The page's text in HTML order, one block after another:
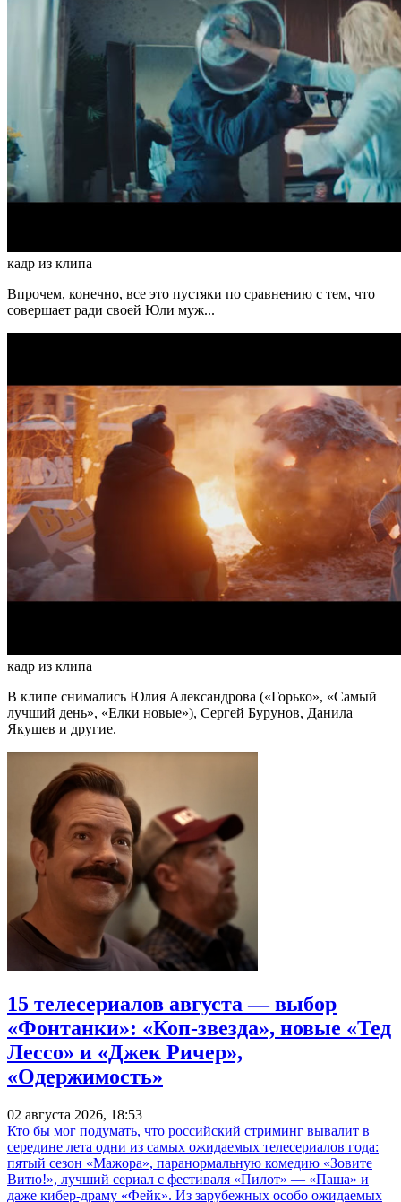
кадр из клипа
Впрочем, конечно, все это пустяки по сравнению с тем, что
совершает ради своей Юли муж...
кадр из клипа
В клипе снимались Юлия Александрова («Горько», «Самый
лучший день», «Елки новые»), Сергей Бурунов, Данила
Якушев и другие.
15 телесериалов августа — выбор
«Фонтанки»: «Коп-звезда», новые «Тед
Лессо» и «Джек Ричер»,
«Одержимость»
02 августа 2026, 18:53
Кто бы мог подумать, что российский стриминг вывалит в
середине лета одни из самых ожидаемых телесериалов года:
пятый сезон «Мажора», паранормальную комедию «Зовите
Витю!», лучший сериал с фестиваля «Пилот» — «Паша» и
даже кибер-драму «Фейк». Из зарубежных особо ожидаемых